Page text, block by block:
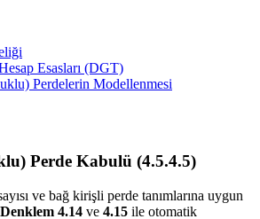
Esasları (DGT)
Perdelerin Modellenmesi
Perde Kabulü (4.5.4.5)
ve bağ kirişli perde tanımlarına uygun
Denklem 4.14 ve 4.15 ile otomatik